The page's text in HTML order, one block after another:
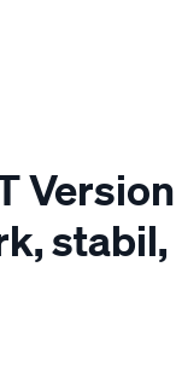
Version
stabil,